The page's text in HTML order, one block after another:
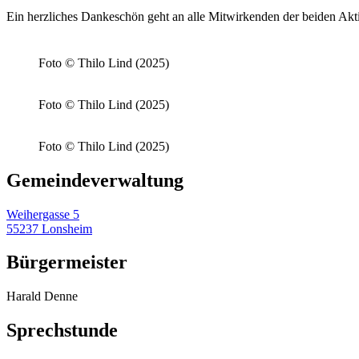
Ein herzliches Dankeschön geht an alle Mitwirkenden der beiden
Foto © Thilo Lind (2025)
Foto © Thilo Lind (2025)
Foto © Thilo Lind (2025)
Gemeinde­verwaltung
Weihergasse 5
55237 Lonsheim
Bürgermeister
Harald Denne
Sprechstunde